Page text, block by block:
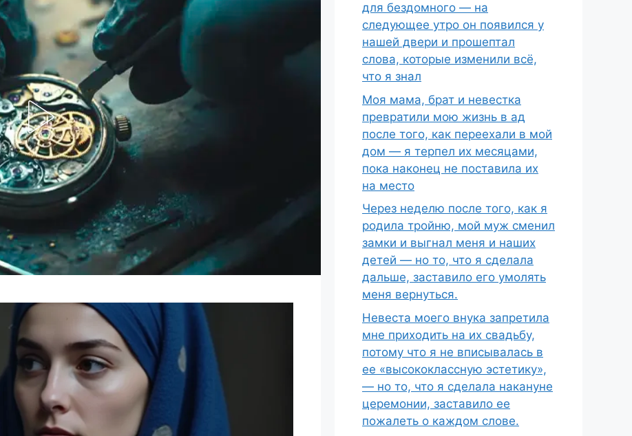
для бездомного — на
следующее утро он появился у
нашей двери и прошептал
слова, которые изменили всё,
что я знал
Моя мама, брат и невестка
превратили мою жизнь в ад
после того, как переехали в мой
дом — я терпел их месяцами,
пока наконец не поставила их
на место
Через неделю после того, как я
родила тройню, мой муж сменил
замки и выгнал меня и наших
детей — но то, что я сделала
дальше, заставило его умолять
меня вернуться.
Невеста моего внука запретила
мне приходить на их свадьбу,
потому что я не вписывалась в
ее «высококлассную эстетику»,
— но то, что я сделала накануне
церемонии, заставило ее
пожалеть о каждом слове.